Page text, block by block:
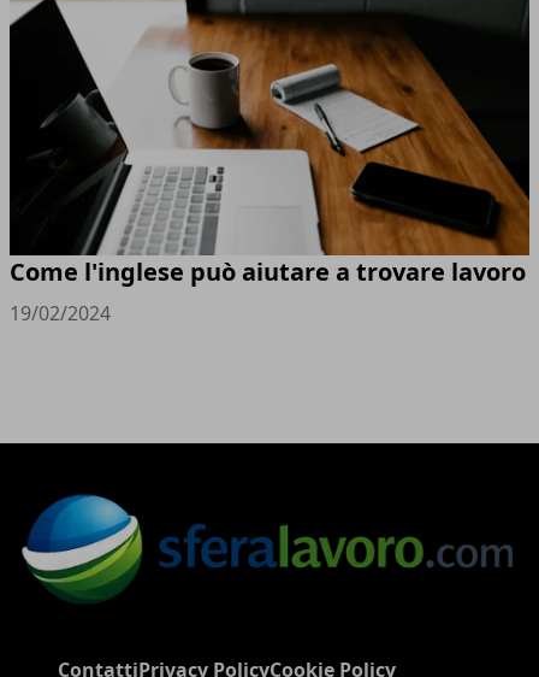
Come l'inglese può aiutare a trovare lavoro
19/02/2024
ContattiPrivacy PolicyCookie Policy